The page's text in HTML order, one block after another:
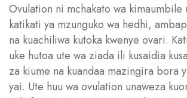
Ovulation ni mchakato wa kimaumbile
katikati ya mzunguko wa hedhi,
na kuachiliwa kutoka kwenye ovari.
uke hutoa ute wa ziada ili kusaidia
za kiume na kuandaa mazingira bora
yai. Ute huu wa ovulation unaweza